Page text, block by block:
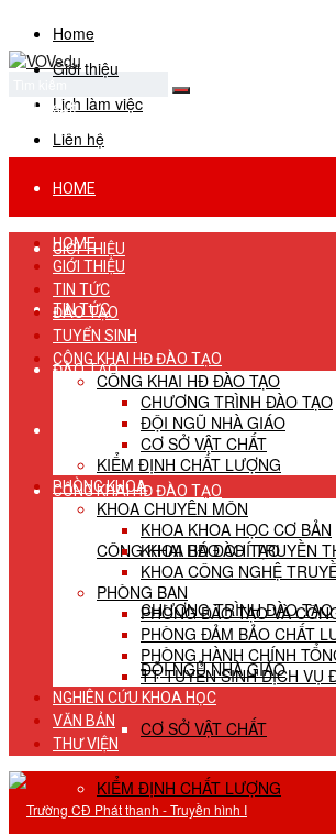
Home
Giới thiệu
Lịch làm việc
Liên hệ
No Result
View All Result
HOME
GIỚI THIỆU
TIN TỨC
ĐÀO TẠO
TUYỂN SINH
CÔNG KHAI HĐ ĐÀO TẠO
CÔNG KHAI HĐ ĐÀO TẠO
CHƯƠNG TRÌNH ĐÀO TẠO
ĐỘI NGŨ NHÀ GIÁO
CƠ SỞ VẬT CHẤT
KIỂM ĐỊNH CHẤT LƯỢNG
HOME
GIỚI THIỆU
TIN TỨC
ĐÀO TẠO
TUYỂN SINH
CÔNG KHAI HĐ ĐÀO TẠO
CÔNG KHAI HĐ ĐÀO TẠO
CHƯƠNG TRÌNH ĐÀO TẠO
ĐỘI NGŨ NHÀ GIÁO
CƠ SỞ VẬT CHẤT
KIỂM ĐỊNH CHẤT LƯỢNG
PHÒNG KHOA
KHOA CHUYÊN MÔN
KHOA KHOA HỌC CƠ BẢN
KHOA BÁO CHÍ TRUYỀN
KHOA CÔNG NGHỆ
PHÒNG BAN
PHÒNG ĐÀO TẠO VÀ
PHÒNG ĐẢM BẢO CHẤT
PHÒNG HÀNH CHÍNH
TT TUYỂN SINH DỊCH VỤ
NGHIÊN CỨU KHOA HỌC
VĂN BẢN
THƯ VIỆN